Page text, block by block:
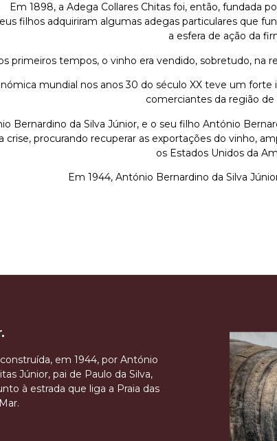
Em 1898, a Adega Collares Chitas foi, então, fundada
filhos adquiriram algumas adegas particulares que
a esfera de ação da
primeiros tempos, o vinho era vendido, sobretudo, na
mundial nos anos 30 do século XX teve um
comerciantes da região de
Bernardino da Silva Júnior, e o seu filho António
crise, procurando recuperar as exportações do vinho,
os Estados Unidos da
Em 1944, António Bernardino da Silva
em 1944, por António
Júnior, pai de Paulo da Silva,
à estrada que liga a Praia das